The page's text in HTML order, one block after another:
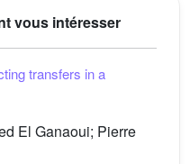
vous intéresser
transfers in a
El Ganaoui; Pierre